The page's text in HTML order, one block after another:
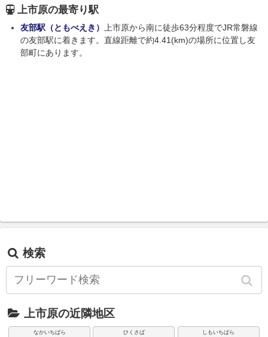
上市原の最寄り駅
友部駅（ともべえき） 上市原から南に徒歩63分程度でJR常磐線
の友部駅に着きます。直線距離で約4.41(km)の場所に位置し友
部町にあります。
検索
上市原の近隣地区
なかいちばら ひくさば しもいちばら